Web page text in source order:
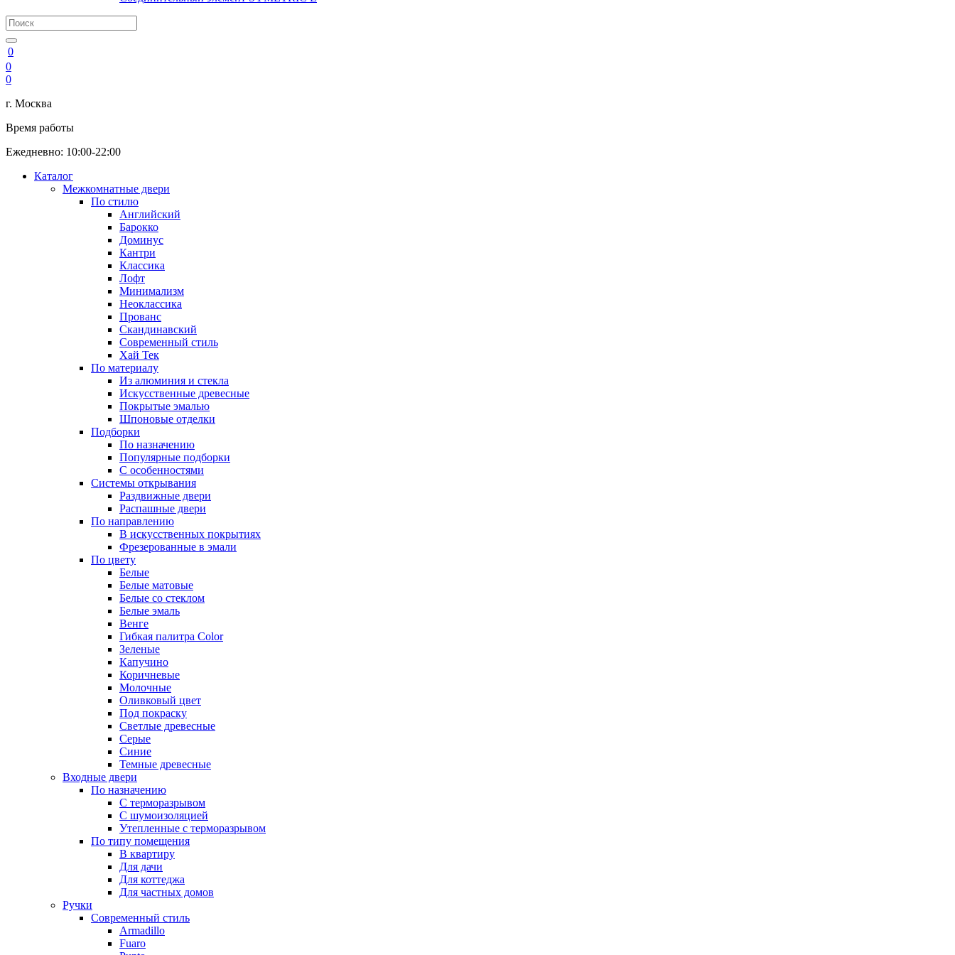
0
0
0
г. Москва
Время работы
Ежедневно: 10:00-22:00
Каталог
Межкомнатные двери
По стилю
Английский
Барокко
Доминус
Кантри
Классика
Лофт
Минимализм
Неоклассика
Прованс
Скандинавский
Современный стиль
Хай Тек
По материалу
Из алюминия и стекла
Искусственные древесные
Покрытые эмалью
Шпоновые отделки
Подборки
По назначению
Популярные подборки
С особенностями
Системы открывания
Раздвижные двери
Распашные двери
По направлению
В искусственных покрытиях
Фрезерованные в эмали
По цвету
Белые
Белые матовые
Белые со стеклом
Белые эмаль
Венге
Гибкая палитра Color
Зеленые
Капучино
Коричневые
Молочные
Оливковый цвет
Под покраску
Светлые древесные
Серые
Синие
Темные древесные
Входные двери
По назначению
С терморазрывом
С шумоизоляцией
Утепленные с терморазрывом
По типу помещения
В квартиру
Для дачи
Для коттеджа
Для частных домов
Ручки
Современный стиль
Armadillo
Fuaro